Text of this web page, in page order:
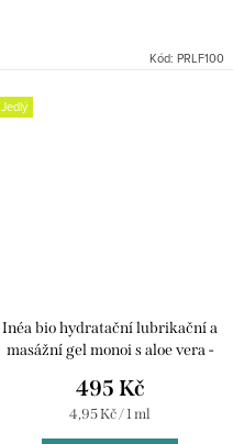
Kód: PRLF100
Jedlý
Inéa bio hydratační lubrikační a
masážní gel monoi s aloe vera -
495 Kč
Měrná
4,95 Kč / 1 ml